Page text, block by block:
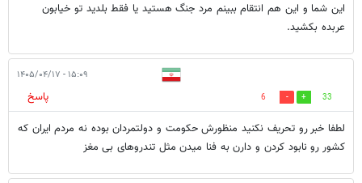
این شما و این هم انتقام ببینم مرد جنگ هستید یا فقط بلدید تو خیابون
عربده بکشید.
۱۵:۰۹ - ۱۴۰۵/۰۴/۱۷
33
6
پاسخ
لطفا خبر رو تحریف نکنید منظورش حکومت و دولتمردان بوده نه مردم ایران که
کشور رو نابود کردن و دارن به فنا میدن مثل تندروهای بی مغز